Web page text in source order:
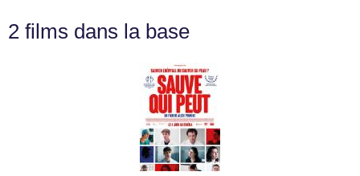
2 films dans la base